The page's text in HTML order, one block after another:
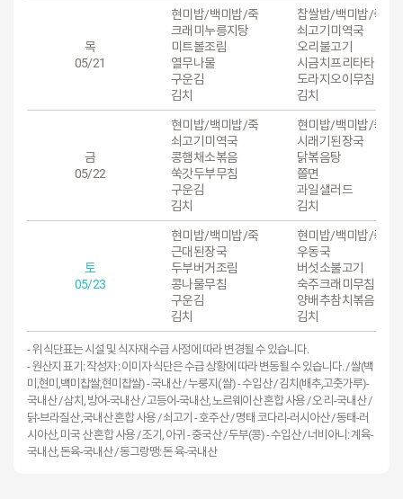
목
05/21
현미밥/백미밥/죽
크래미누릉지탕
미트볼조림
열무나물
구운김
김치
찹쌀밥/백미밥/죽
쇠고기미역국
오리불고기
시금치프리타타
도라지오이무침
김치
금
05/22
현미밥/백미밥/죽
쇠고기미역국
콩햄채소볶음
쑥갓두부무침
구운김
김치
현미밥/백미밥/죽
시래기된장국
닭볶음탕
쫄면
과일샐러드
김치
토
05/23
현미밥/백미밥/죽
근대된장국
두부버거조림
콩나물무침
구운김
김치
현미밥/백미밥/죽
우동국
버섯소불고기
숙주크래미무침
양배추참치볶음
김치
- 위 식단표는 시설 및 식자재 수급 사정에 따라 변경될 수 있습니다.
- 원산지 표기: 작성자 : 이미자 식단은 수급 상황에 따라 변동될 수 있습니다. / 쌀(백
미,현미,백미찹쌀,현미찹쌀) - 국내산 / 누룽지( 쌀) - 수입산 / 김치(배추,고춧가루)-
국내산 / 삼치, 방어-국내산 / 고등어-국내산, 노르웨이산 혼합 사용 / 오 리-국내산 /
닭-브라질산 ,국내산 혼합 사용 / 쇠고기 - 호주산 / 명태 코다리-러시아산 / 동태-러
시아산, 미국 산 혼합 사용 / 조기, 아귀 - 중국산 / 두부(콩) - 수입산 / 너비아니: 계육-
국내산, 돈육-국내산 / 동그랑땡: 돈 육-국내산